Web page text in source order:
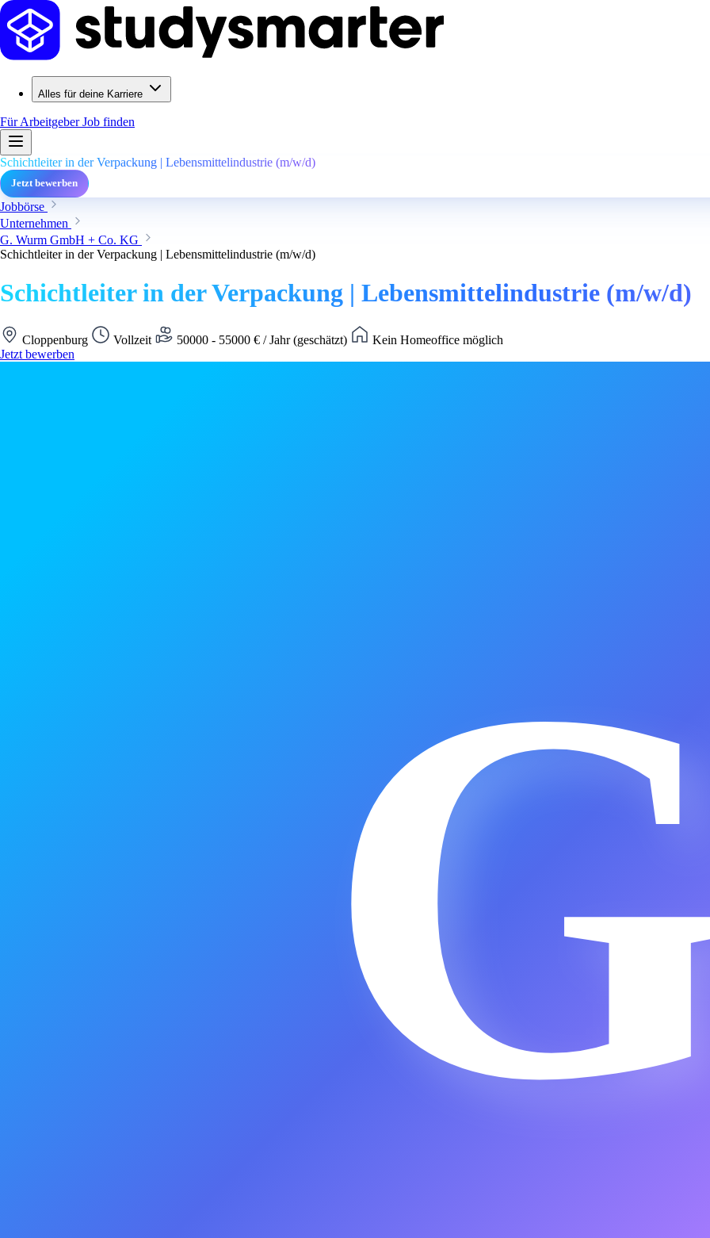
Alles für deine Karriere
Für ArbeitgeberJob finden
Schichtleiter in der Verpackung | Lebensmittelindustrie (m/w/d)
Jetzt bewerben
Jobbörse
Unternehmen
G. Wurm GmbH + Co. KG
Schichtleiter in der Verpackung | Lebensmittelindustrie (m/w/d)
Schichtleiter in der Verpackung | Lebensmittelindustrie (m/w/d)
Cloppenburg Vollzeit 50000 - 55000 € / Jahr (geschätzt)
Kein Homeoffice möglich
Jetzt bewerben